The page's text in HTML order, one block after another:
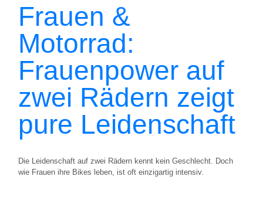
Frauen &
Motorrad:
Frauenpower auf
zwei Rädern zeigt
pure Leidenschaft
Die Leidenschaft auf zwei Rädern kennt kein Geschlecht. Doch
wie Frauen ihre Bikes leben, ist oft einzigartig intensiv.